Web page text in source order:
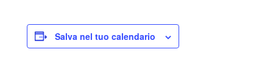
Salva nel tuo calendario